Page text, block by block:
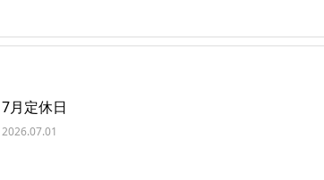
7月定休日
2026.07.01